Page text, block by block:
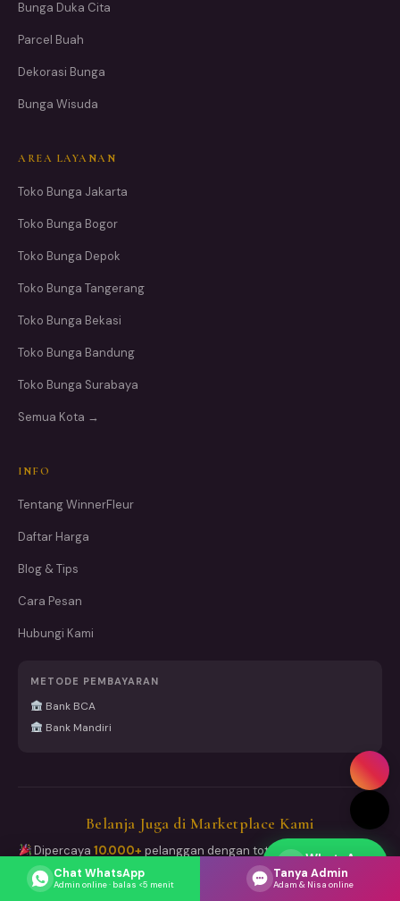
Bunga Duka Cita
Parcel Buah
Dekorasi Bunga
Bunga Wisuda
AREA LAYANAN
Toko Bunga Jakarta
Toko Bunga Bogor
Toko Bunga Depok
Toko Bunga Tangerang
Toko Bunga Bekasi
Toko Bunga Bandung
Toko Bunga Surabaya
Semua Kota →
INFO
Tentang WinnerFleur
Daftar Harga
Blog & Tips
Cara Pesan
Hubungi Kami
METODE PEMBAYARAN
Bank BCA
Bank Mandiri
Belanja Juga di Marketplace Kami
Dipercaya10.000+ pelanggan dengan total15.000+ pesanan
WhatsApp
Respons cepat
Chat WhatsApp
Admin online · balas <5 menit
Tanya Admin
Adam & Nisa online